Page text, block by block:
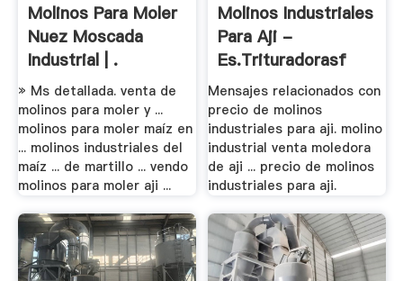
Molinos Para Moler
Nuez Moscada
Industrial | .
» Ms detallada. venta de
molinos para moler y ...
molinos para moler maíz en
... molinos industriales del
maíz ... de martillo ... vendo
molinos para moler aji ...
Molinos Industriales
Para Aji -
Es.trituradorasf
Mensajes relacionados con
precio de molinos
industriales para aji. molino
industrial venta moledora
de aji ... precio de molinos
industriales para aji.